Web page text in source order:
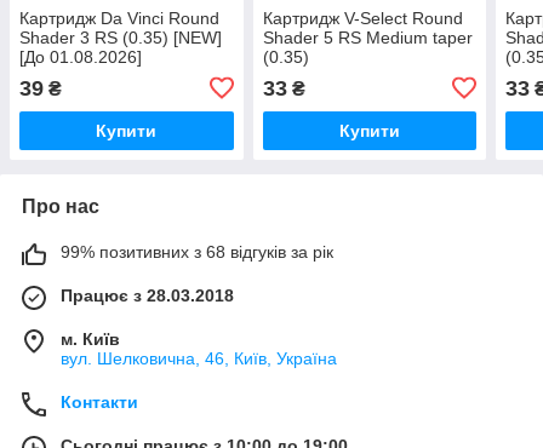
Картридж Da Vinci Round
Shader 3 RS (0.35) [NEW]
[До 01.08.2026]
39 ₴
Купити
Картридж V-Select Round
Shader 5 RS Medium taper
(0.35)
33₴
Купити
33
Про нас
99% позитивних з 68 відгуків за рік
Працює з 28.03.2018
м. Київ
вул. Шелковична, 46, Київ, Україна
Контакти